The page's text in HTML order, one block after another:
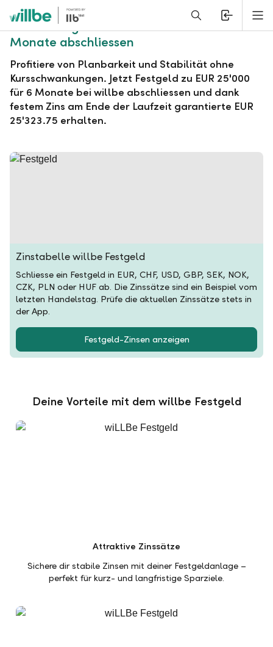
Alerts.Headline
willbe Festgeld zu EUR 25'000 für 6
Monate abschliessen
Profitiere von Planbarkeit und Stabilität ohne
Kursschwankungen. Jetzt Festgeld zu EUR 25'000
für 6 Monate bei willbe abschliessen und dank
festem Zins am Ende der Laufzeit garantierte EUR
25'323.75 erhalten.
Zinstabelle willbe Festgeld
Schliesse ein Festgeld in EUR, CHF, USD, GBP, SEK, NOK,
CZK, PLN oder HUF ab. Die Zinssätze sind ein Beispiel vom
letzten Handelstag. Prüfe die aktuellen Zinssätze stets in
der App.
Festgeld-Zinsen anzeigen
Deine Vorteile mit dem willbe Festgeld
Attraktive Zinssätze
Sichere dir stabile Zinsen mit deiner Festgeldanlage –
perfekt für kurz- und langfristige Sparziele.